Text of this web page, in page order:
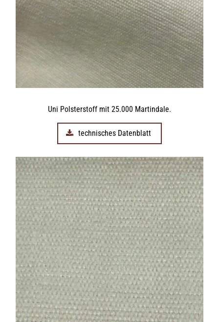
Uni Polsterstoff mit 25.000 Martindale.
technisches Datenblatt